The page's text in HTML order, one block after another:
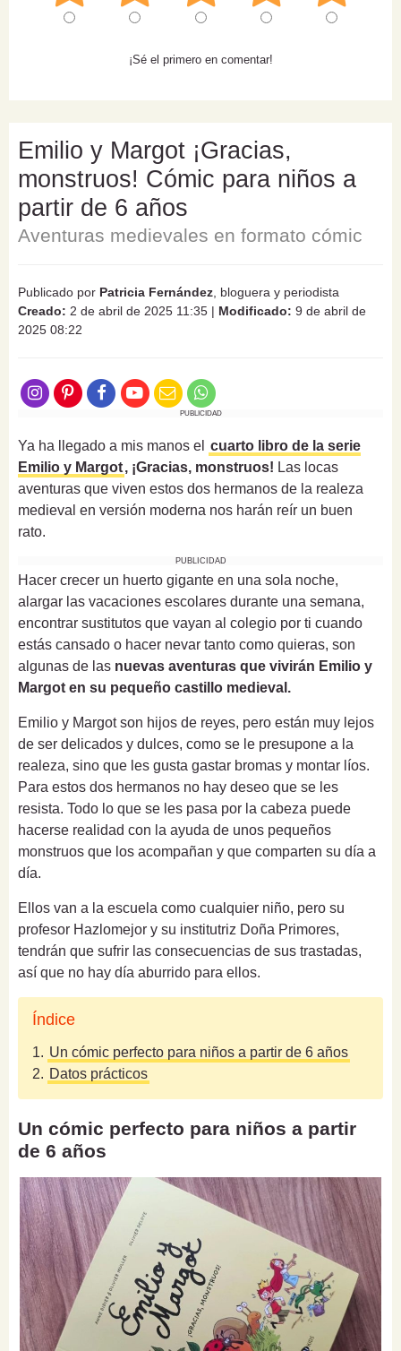
¡Sé el primero en comentar!
Emilio y Margot ¡Gracias,
monstruos! Cómic para niños a
partir de 6 años
Aventuras medievales en formato cómic
Publicado por Patricia Fernández , bloguera y periodista
Creado: 2 de abril de 2025 11:35 | Modificado: 9 de abril de
2025 08:22
PUBLICIDAD
Ya ha llegado a mis manos el cuarto libro de la serie
Emilio y Margot, ¡Gracias, monstruos! Las locas
aventuras que viven estos dos hermanos de la realeza
medieval en versión moderna nos harán reír un buen
rato.
PUBLICIDAD
Hacer crecer un huerto gigante en una sola noche,
alargar las vacaciones escolares durante una semana,
encontrar sustitutos que vayan al colegio por ti cuando
estás cansado o hacer nevar tanto como quieras, son
algunas de las nuevas aventuras que vivirán Emilio y
Margot en su pequeño castillo medieval.
Emilio y Margot son hijos de reyes, pero están muy lejos
de ser delicados y dulces, como se le presupone a la
realeza, sino que les gusta gastar bromas y montar líos.
Para estos dos hermanos no hay deseo que se les
resista. Todo lo que se les pasa por la cabeza puede
hacerse realidad con la ayuda de unos pequeños
monstruos que los acompañan y que comparten su día a
día.
Ellos van a la escuela como cualquier niño, pero su
profesor Hazlomejor y su institutriz Doña Primores,
tendrán que sufrir las consecuencias de sus trastadas,
así que no hay día aburrido para ellos.
Índice
1. Un cómic perfecto para niños a partir de 6 años
2. Datos prácticos
Un cómic perfecto para niños a partir
de 6 años